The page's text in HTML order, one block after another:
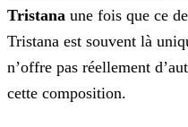
Tristana une fois que ce
Tristana est souvent là
n’offre pas réellement
cette composition.